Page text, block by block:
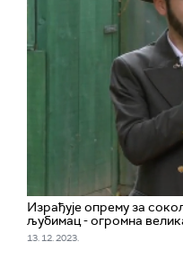
Израђује опрему за
љубимац - огромна
13. 12. 2023.